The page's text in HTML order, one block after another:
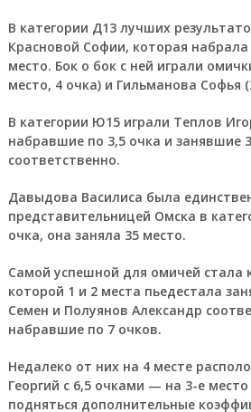
В категории Д13 лучших
Красновой Софии, которая набрала
место. Бок о бок с ней играли
место, 4 очка) и Гильманова Софья
В категории Ю15 играли Теплов
набравшие по 3,5 очка и занявшие
соответственно.
Давыдова Василиса была
представительницей Омска в
очка, она заняла 35 место.
Самой успешной для омичей стала
которой 1 и 2 места пьедестала
Семен и Полуянов Александр
набравшие по 7 очков.
Недалеко от них на 4 месте
Георгий с 6,5 очками — на 3-е
подняться дополнительные